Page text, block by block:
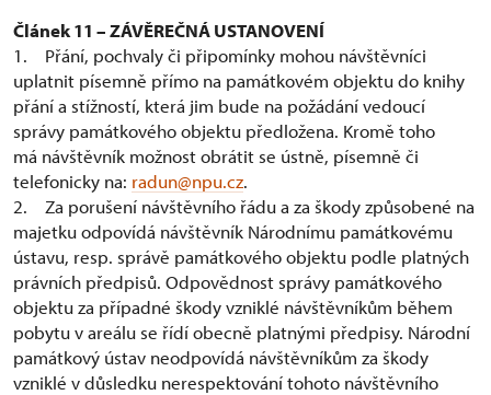
Článek 11 – ZÁVĚREČNÁ USTANOVENÍ
1. Přání, pochvaly či připomínky mohou návštěvníci
uplatnit písemně přímo na památkovém objektu do knihy
přání a stížností, která jim bude na požádání vedoucí
správy památkového objektu předložena. Kromě toho
má návštěvník možnost obrátit se ústně, písemně či
telefonicky na: radun@npu.cz.
2. Za porušení návštěvního řádu a za škody způsobené na
majetku odpovídá návštěvník Národnímu památkovému
ústavu, resp. správě památkového objektu podle platných
právních předpisů. Odpovědnost správy památkového
objektu za případné škody vzniklé návštěvníkům během
pobytu v areálu se řídí obecně platnými předpisy. Národní
památkový ústav neodpovídá návštěvníkům za škody
vzniklé v důsledku nerespektování tohoto návštěvního